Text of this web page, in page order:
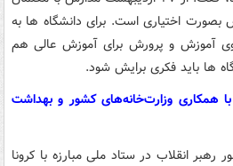
اختیاری است. برای دانشگاه ها به
آموزش و پرورش برای آموزش عالی هم
ها باید فکری برایش شود.
همکاری وزارت‌خانه‌های کشور و بهداشت
انقلاب در ستاد ملی مبارزه با کرونا